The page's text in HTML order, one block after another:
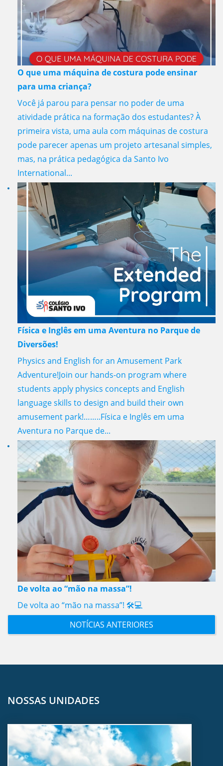
O que uma máquina de costura pode ensinar
para uma criança?
Você já parou para pensar no poder de uma
atividade prática na formação dos estudantes? À
primeira vista, uma aula com máquinas de costura
pode parecer apenas um projeto artesanal simples,
mas, na prática pedagógica da Santo Ivo
International...
Física e Inglês em uma Aventura no Parque de
Diversões!
Physics and English for an Amusement Park
Adventure!Join our hands-on program where
students apply physics concepts and English
language skills to design and build their own
amusement park!……..Física e Inglês em uma
Aventura no Parque de...
De volta ao “mão na massa”!
De volta ao “mão na massa”! 🛠️💻
NOTÍCIAS ANTERIORES
NOSSAS UNIDADES